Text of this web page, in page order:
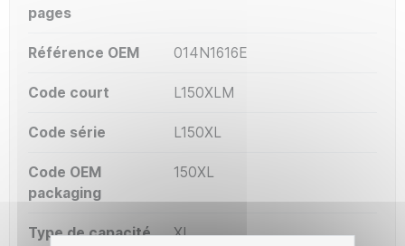
pages
Référence OEM 014N1616E
Code court L150XLM
Code série L150XL
Code OEM
packaging
150XL
Type de capacité XL